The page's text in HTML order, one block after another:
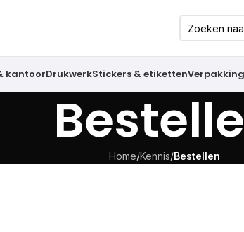
kantoorDrukwerkStickers & etiketten
Home/Kennis/Bestellen